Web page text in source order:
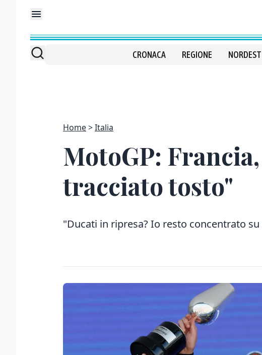
CRONACA REGIONE NORDEST
Home Italia
MotoGP:
tracciato tosto"
"Ducati in ripresa? Io resto concentrato